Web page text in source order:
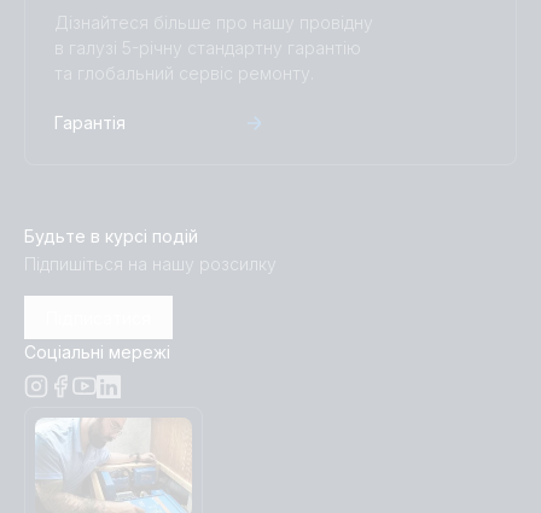
Дізнайтеся більше про нашу провідну
в галузі 5-річну стандартну гарантію
та глобальний сервіс ремонту.
Гарантія
Будьте в курсі подій
Підпишіться на нашу розсилку
Соціальні мережі